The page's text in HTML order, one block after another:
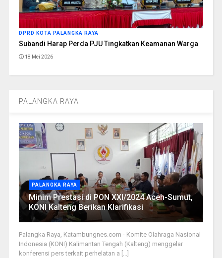
DPRD KOTA PALANGKA RAYA
Subandi Harap Perda PJU Tingkatkan Keamanan Warga
18 Mei 2026
PALANGKA RAYA
PALANGKA RAYA
Minim Prestasi di PON XXI/2024 Aceh-Sumut,
KONI Kalteng Berikan Klarifikasi
Palangka Raya, Katambungnes.com - Komite Olahraga Nasional
Indonesia (KONI) Kalimantan Tengah (Kalteng) menggelar
konferensi pers terkait perhelatan a [...]